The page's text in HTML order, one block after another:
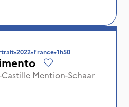
•2022•France•1h50
Castille Mention-Schaar